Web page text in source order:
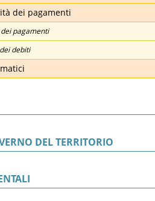
dei pagamenti
pagamenti
debiti
DEL TERRITORIO